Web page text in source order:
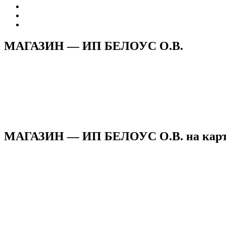
МАГАЗИН — ИП БЕЛОУС О.В.
МАГАЗИН — ИП БЕЛОУС О.В. на